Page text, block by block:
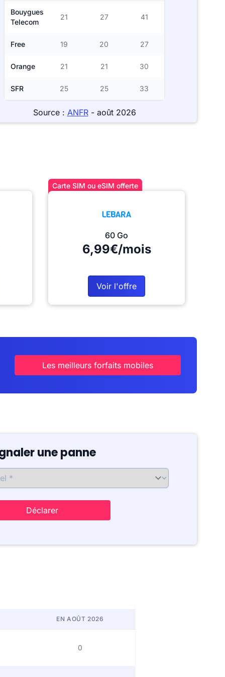
Bouygues
Telecom
21 27 41
Free 19 20 27
Orange 21 21 30
SFR 25 25 33
Source : ANFR- août 2026
Carte SIM ou eSIM offerte
60 Go
6,99€/mois
Voir l'offre
Les meilleurs forfaits mobiles
une panne
Déclarer
EN AOÛT 2026
0